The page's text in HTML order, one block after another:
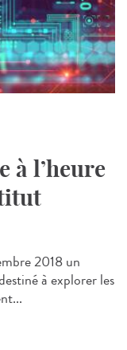
à l’heure
2018 un
à explorer les